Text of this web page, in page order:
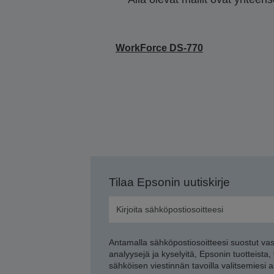
WorkForce DS-770
Tilaa Epsonin uutiskirje
Antamalla sähköpostiosoitteesi suostut
analyysejä ja kyselyitä, Epsonin
sähköisen viestinnän tavoilla valitsemiesi